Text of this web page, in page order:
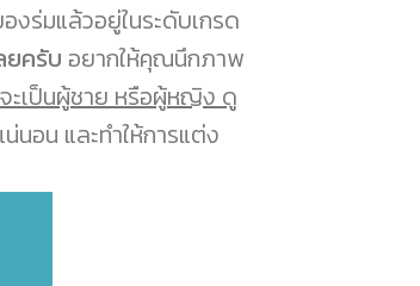
ร่มแล้วอยู่ในระดับเกรด
ยครับ อยากให้คุณนึกภาพ
ะเป็นผู้ชาย หรือผู้หญิง ดู
อน และทำให้การแต่ง